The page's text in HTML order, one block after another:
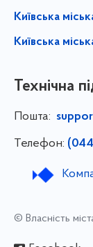
Київська
Київська
Технічна
Пошта:
Телефон:
© Власність